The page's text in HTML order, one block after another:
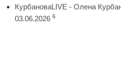
КурбановаLIVE - Олена
03.06.2026 6